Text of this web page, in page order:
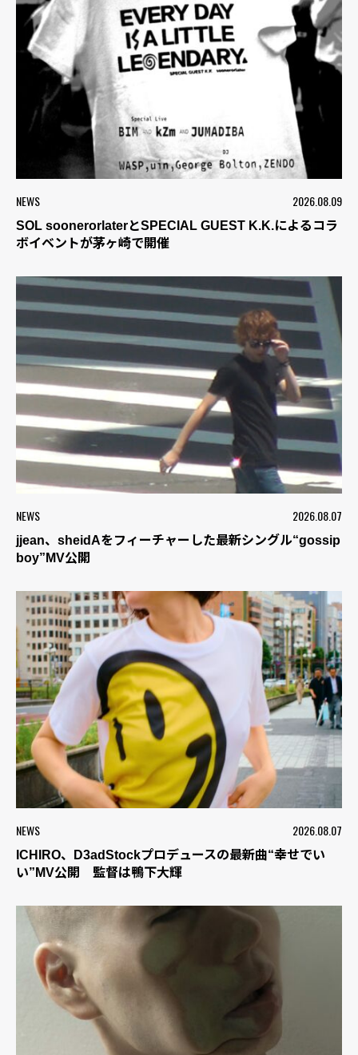
NEWS 2026.08.09
SOL soonerorlaterとSPECIAL GUEST K.K.によるコラ
ボイベントが茅ヶ崎で開催
NEWS 2026.08.07
jjean、sheidAをフィーチャーした最新シングル“gossip
boy”MV公開
NEWS 2026.08.07
ICHIRO、D3adStockプロデュースの最新曲“幸せでい
い”MV公開 監督は鴨下大輝